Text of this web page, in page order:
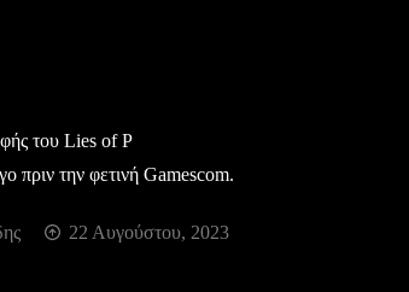
του Lies of P
πριν την φετινή Gamescom.
22 Αυγούστου, 2023